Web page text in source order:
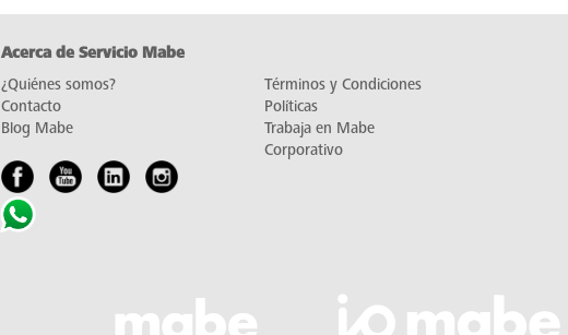
Acerca de Servicio Mabe
¿Quiénes somos?
Contacto
Blog Mabe
Términos y Condiciones
Políticas
Trabaja en Mabe
Corporativo